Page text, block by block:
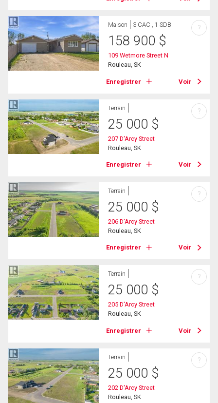
Maison 3 CAC , 1 SDB
158 900 $
109 Wetmore Street N
Rouleau, SK
Enregistrer Voir
?
Terrain
25 000 $
207 D'Arcy Street
Rouleau, SK
Enregistrer Voir
?
Terrain
25 000 $
206 D'Arcy Street
Rouleau, SK
Enregistrer Voir
?
Terrain
25 000 $
205 D'Arcy Street
Rouleau, SK
Enregistrer Voir
?
Terrain
25 000 $
202 D'Arcy Street
Rouleau, SK
?